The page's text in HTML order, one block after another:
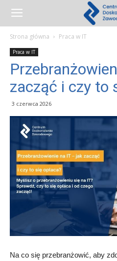
Centrum
Doskonalenia
Strona główna Praca w IT
Praca w IT
zacząć i czy to
3 czerwca 2026
Na co się przebranżowić, aby